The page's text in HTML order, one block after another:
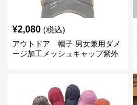
¥2,080 (税込)
アウトドア 帽子 男女兼用ダメ
ージ加工メッシュキャップ紫外